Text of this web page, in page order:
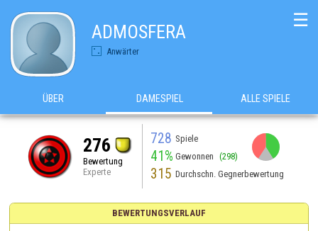
ADMOSFERA
Anwärter
☰
ÜBER DAMESPIEL ALLE SPIELE
276
Bewertung
Experte
728 Spiele
41% Gewonnen (298)
315 Durchschn. Gegnerbewertung
BEWERTUNGSVERLAUF